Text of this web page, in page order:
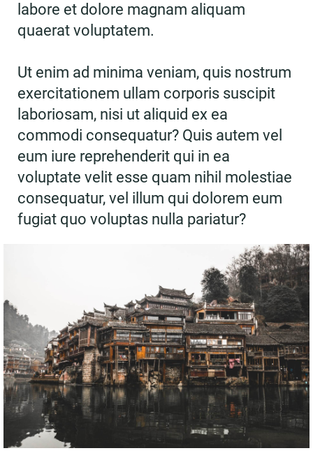
labore et dolore magnam aliquam
quaerat voluptatem.
Ut enim ad minima veniam, quis nostrum
exercitationem ullam corporis suscipit
laboriosam, nisi ut aliquid ex ea
commodi consequatur? Quis autem vel
eum iure reprehenderit qui in ea
voluptate velit esse quam nihil molestiae
consequatur, vel illum qui dolorem eum
fugiat quo voluptas nulla pariatur?